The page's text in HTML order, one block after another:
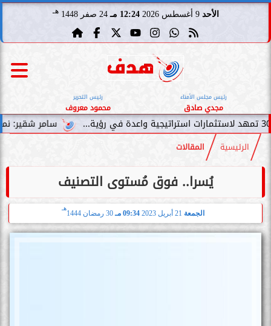
الأحد 9 أغسطس 2026 12:24 مـ 24 صفر 1448 هـ
رئيس مجلس الأمناء
مجدي صادق
رئيس التحرير
محمود معروف
سامر شقير: نمو صناديق
الرئيسية المقالات
يُسرا.. فوق مُستوى التصنيف
الجمعة 09:34 مـ 30 رمضان 1444
هـ